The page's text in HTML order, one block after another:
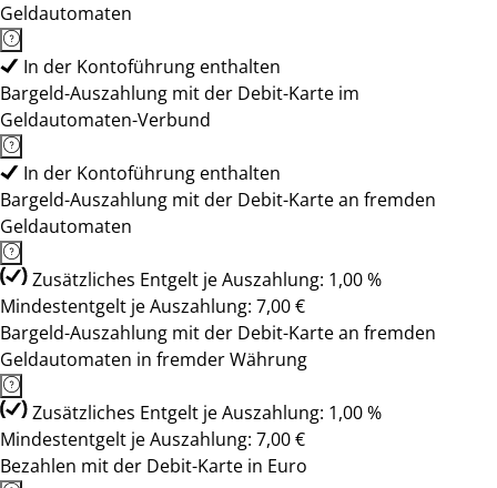
Geldautomaten
In der Kontoführung enthalten
Bargeld-Auszahlung mit der Debit-Karte im
Geldautomaten-Verbund
In der Kontoführung enthalten
Bargeld-Auszahlung mit der Debit-Karte an fremden
Geldautomaten
Zusätzliches Entgelt je Auszahlung: 1,00 %
Mindestentgelt je Auszahlung: 7,00 €
Bargeld-Auszahlung mit der Debit-Karte an fremden
Geldautomaten in fremder Währung
Zusätzliches Entgelt je Auszahlung: 1,00 %
Mindestentgelt je Auszahlung: 7,00 €
Bezahlen mit der Debit-Karte in Euro